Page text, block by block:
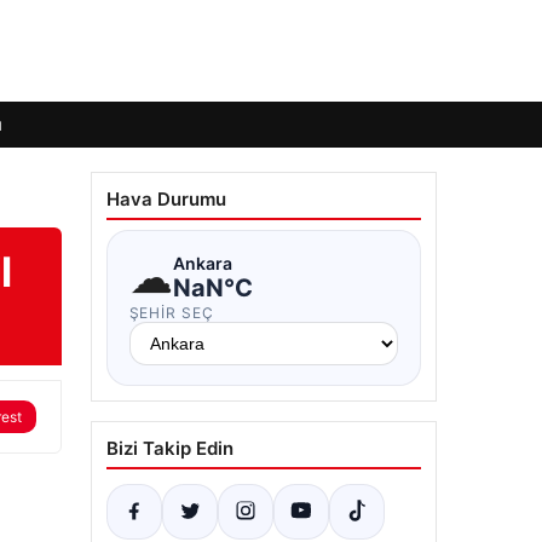
Hava Durumu
☁Ankara
NaN°C
ŞEHIR SEÇ
Bizi Takip Edin